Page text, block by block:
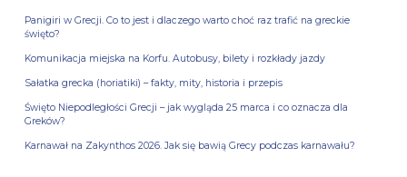
Panigiri w Grecji. Co to jest i dlaczego warto choć raz trafić na greckie
święto?
Komunikacja miejska na Korfu. Autobusy, bilety i rozkłady jazdy
Sałatka grecka (horiatiki) – fakty, mity, historia i przepis
Święto Niepodległości Grecji – jak wygląda 25 marca i co oznacza dla
Greków?
Karnawał na Zakynthos 2026. Jak się bawią Grecy podczas karnawału?